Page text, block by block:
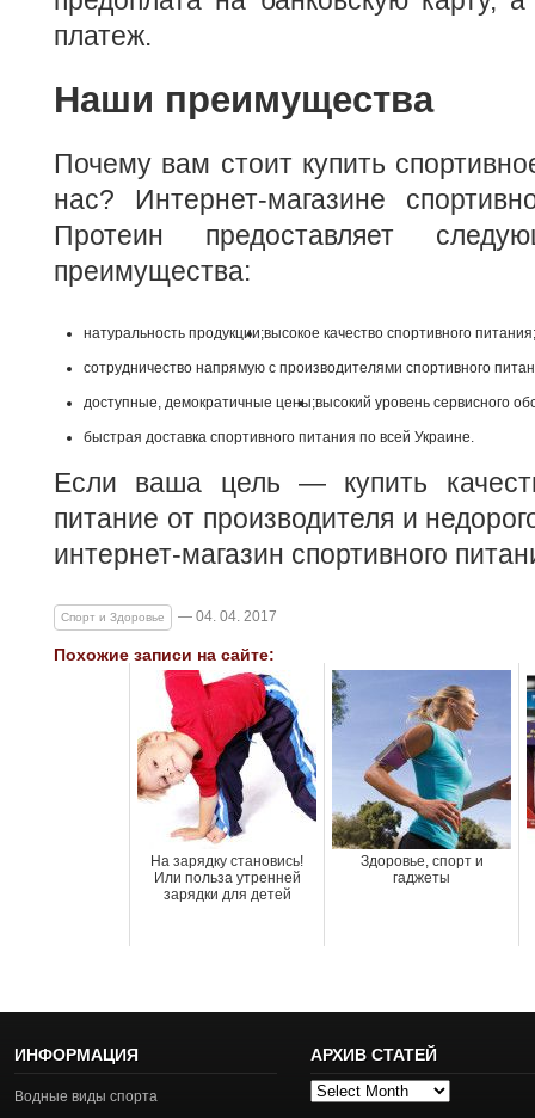
платеж.
Наши преимущества
Почему вам стоит купить
нас? Интернет-магазине
Протеин предоставляет
преимущества:
натуральность продукции;высокое качество спортивного питания;
сотрудничество напрямую с производителями спортивного
доступные, демократичные цены;высокий уровень сервисного
быстрая доставка спортивного питания по всей Украине.
Если ваша цель — купить
питание от производителя и
интернет-магазин спортивного
Спорт и Здоровье — 04. 04. 2017
Похожие записи на сайте:
На зарядку становись!
Или польза утренней
зарядки для детей
Здоровье, спорт и
гаджеты
ИНФОРМАЦИЯ
Водные виды спорта
АРХИВ СТАТЕЙ
Архив